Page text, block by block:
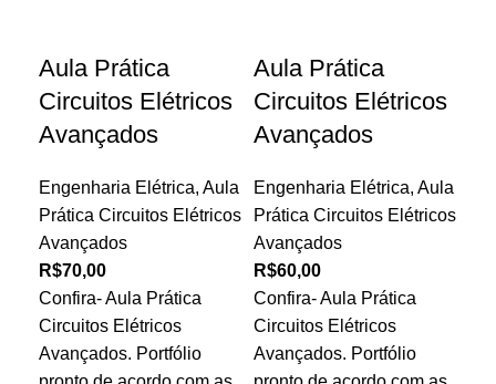
Aula Prática
Circuitos Elétricos
Avançados
Engenharia Elétrica, Aula
Prática Circuitos Elétricos
Avançados
R$70,00
Confira- Aula Prática
Circuitos Elétricos
Avançados. Portfólio
Aula Prática
Circuitos Elétricos
Avançados
Engenharia Elétrica, Aula
Prática Circuitos Elétricos
Avançados
R$60,00
Confira- Aula Prática
Circuitos Elétricos
Avançados. Portfólio